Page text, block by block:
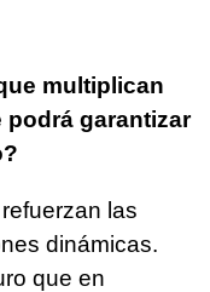
multiplican
garantizar
las
dinámicas.
que en